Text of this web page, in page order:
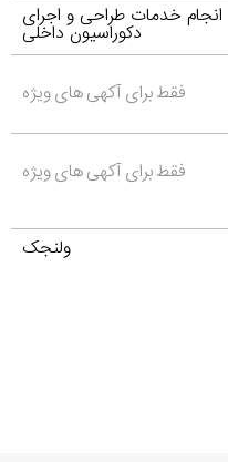
انجام خدمات طراحی و اجرای
دکوراسیون داخلی
فقط برای آکهی های ویژه
فقط برای آکهی های ویژه
ولنجک